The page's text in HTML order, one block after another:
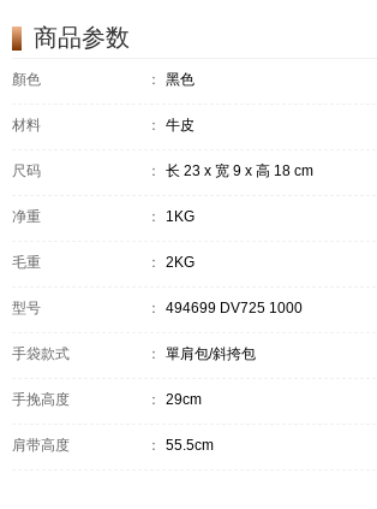
商品参数
顏色 ： 黑色
材料 ： 牛皮
尺码 ： 长 23 x 宽 9 x 高 18 cm
净重 ： 1KG
毛重 ： 2KG
型号 ： 494699 DV725 1000
手袋款式 ： 單肩包/斜挎包
手挽高度 ： 29cm
肩带高度 ： 55.5cm